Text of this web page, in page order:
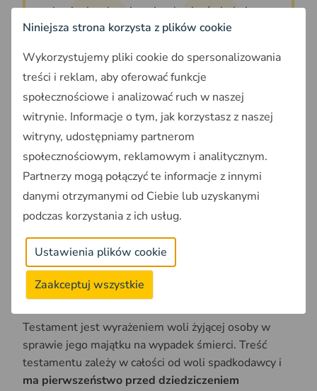
KC, art. 908 § 1
wyżywienia, ubrania, mieszkania, światła i
opału, zapewnić mu odpowiednią pomoc i
własnym kosztem pogrzeb odpowiadający
zwyczajom miejscowym.
Stronami umowy dożywocia mogą być tylko
pełnoletnie osoby. Umowa dożywocia nie jest brana
pod uwagę przy ustalaniu zachowku i należy ją
sporządzić w formie aktu notarialnego. Dożywocie
nieruchomości.
Testament
Testament jest wyrażeniem woli żyjącej osoby w
sprawie jego majątku na wypadek śmierci. Treść
testamentu zależy w całości od woli spadkodawcy i
ma pierwszeństwo przed dziedziczeniem
Niniejsza strona korzysta z plików cookie
Wykorzystujemy pliki cookie do spersonalizowania
treści i reklam, aby oferować funkcje
społecznościowe i analizować ruch w naszej
witrynie. Informacje o tym, jak korzystasz z naszej
witryny, udostępniamy partnerom
społecznościowym, reklamowym i analitycznym.
Partnerzy mogą połączyć te informacje z innymi
danymi otrzymanymi od Ciebie lub uzyskanymi
podczas korzystania z ich usług.
Ustawienia plików cookie
Zaakceptuj wszystkie